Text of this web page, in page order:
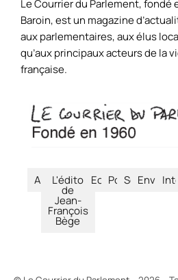
Le Courrier du Parlement, fondé
Baroin, est un magazine
aux parlementaires, aux élus
qu’aux principaux acteurs de la
française.
Accueil
L'édito
de
Jean-
François
Bège
Economie
Politique
Société